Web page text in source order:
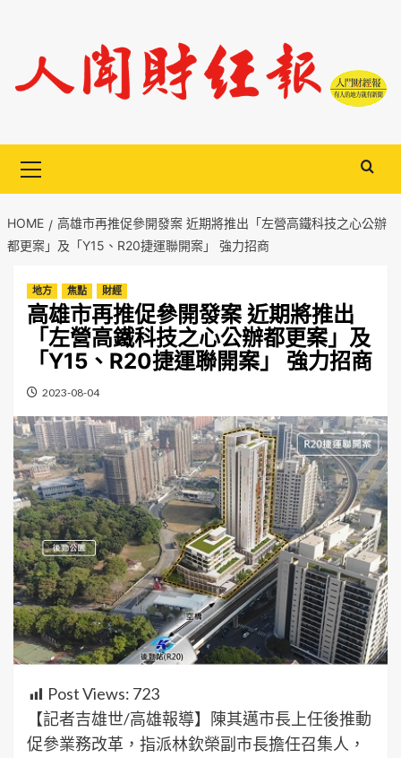
content
Menu
HOME
高雄市再推促參開發案 近期將推出「左營高鐵科技之心公辦
都更案」及「Y15、R20捷運聯開案」 強力招商
地方 焦點 財經
高雄市再推促參開發案 近期將推出
「左營高鐵科技之心公辦都更案」及
「Y15、R20捷運聯開案」 強力招商
2023-08-04
Post Views: 723
【記者吉雄世/高雄報導】陳其邁市長上任後推動
促參業務改革，指派林欽榮副市長擔任召集人，